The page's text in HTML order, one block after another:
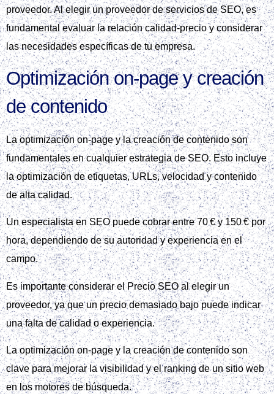
proveedor. Al elegir un proveedor de servicios de SEO, es
fundamental evaluar la relación calidad-precio y considerar
las necesidades específicas de tu empresa.
Optimización on‑page y creación
de contenido
La optimización on‑page y la creación de contenido son
fundamentales en cualquier estrategia de SEO. Esto incluye
la optimización de etiquetas, URLs, velocidad y contenido
de alta calidad.
Un especialista en SEO puede cobrar entre 70 € y 150 € por
hora, dependiendo de su autoridad y experiencia en el
campo.
Es importante considerar el Precio SEO al elegir un
proveedor, ya que un precio demasiado bajo puede indicar
una falta de calidad o experiencia.
La optimización on‑page y la creación de contenido son
clave para mejorar la visibilidad y el ranking de un sitio web
en los motores de búsqueda.